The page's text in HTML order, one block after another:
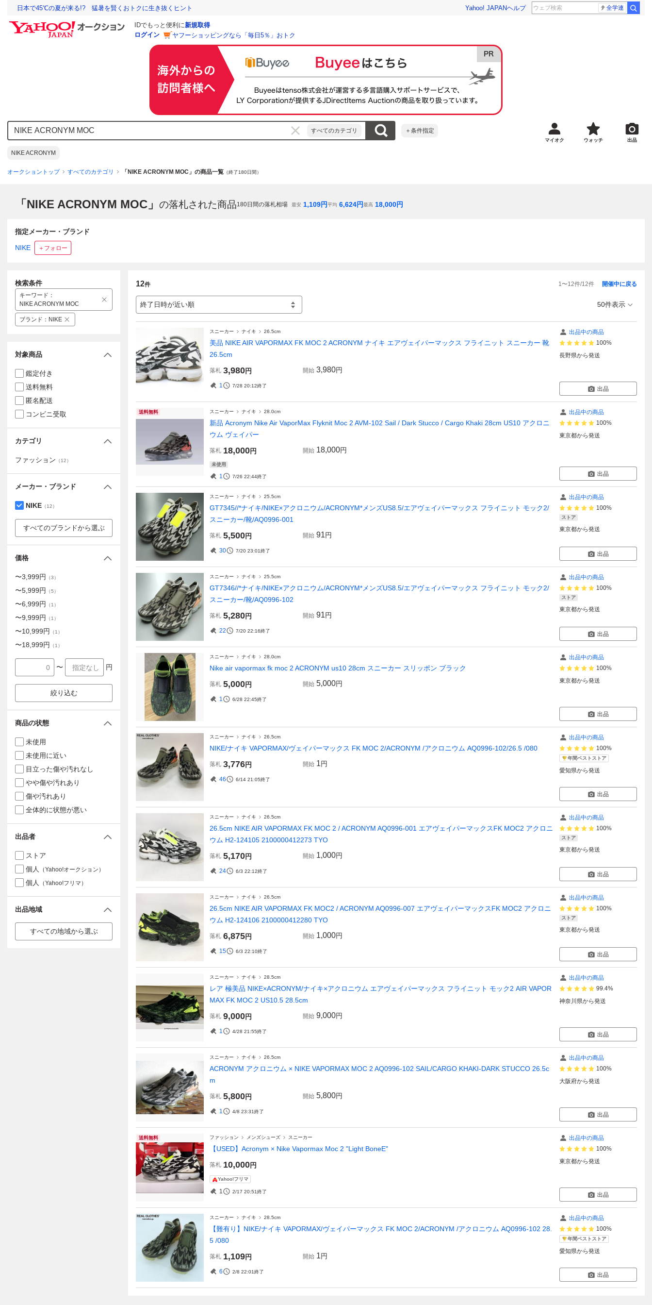
日本で45℃の夏が来る!? 猛暑を賢くおトクに生き抜くヒント Yahoo! JAPANヘルプ 全学連
IDでもっと便利に新規取得
ログイン
ヤフーショッピングなら「毎日5％」おトク
すべてのカテゴリ ＋条件指定
NIKE ACRONYM
マイオク ウォッチ 出品
オークショントップ すべてのカテゴリ 「NIKE ACRONYM MOC」の商品一覧 （終了180日間）
「NIKE ACRONYM MOC」 の落札された商品180日間の落札相場 最安 1,109円平均 6,624円最高 18,000円
指定メーカー・ブランド
NIKE ＋フォロー
12件 1〜12件/12件
終了日時が近い順
開催中に戻る
50件表示
スニーカー ナイキ 26.5cm
美品 NIKE AIR VAPORMAX FK MOC 2 ACRONYM ナイキ エアヴェイパーマックス フライニット スニーカー 靴
26.5cm
落札 3,980円 開始 3,980円
1 7/28 20:12終了
出品中の商品
100%
長野県から発送
出品
送料無料 スニーカー ナイキ 28.0cm
新品 Acronym Nike Air VaporMax Flyknit Moc 2 AVM-102 Sail / Dark Stucco / Cargo Khaki 28cm US10 アクロニ
ウム ヴェイパー
落札 18,000円 開始 18,000円
未使用
1 7/26 22:44終了
出品中の商品
100%
東京都から発送
出品
スニーカー ナイキ 25.5cm
GT7345//*ナイキ/NIKE×アクロニウム/ACRONYM*メンズUS8.5/エアヴェイパーマックス フライニット モック2/
スニーカー/靴/AQ0996-001
落札 5,500円 開始 91円
30 7/20 23:01終了
出品中の商品
100%
ストア
東京都から発送
出品
スニーカー ナイキ 25.5cm
GT7346//*ナイキ/NIKE×アクロニウム/ACRONYM*メンズUS8.5/エアヴェイパーマックス フライニット モック2/
スニーカー/靴/AQ0996-102
落札 5,280円 開始 91円
22 7/20 22:16終了
出品中の商品
100%
ストア
東京都から発送
出品
スニーカー ナイキ 28.0cm
Nike air vapormax fk moc 2 ACRONYM us10 28cm スニーカー スリッポン ブラック
落札 5,000円 開始 5,000円
1 6/28 22:45終了
出品中の商品
100%
東京都から発送
出品
スニーカー ナイキ 26.5cm
NIKE/ナイキ VAPORMAX/ヴェイパーマックス FK MOC 2/ACRONYM /アクロニウム AQ0996-102/26.5 /080
落札 3,776円 開始 1円
46 6/14 21:05終了
出品中の商品
100%
年間ベストストア
愛知県から発送
出品
スニーカー ナイキ 26.5cm
26.5cm NIKE AIR VAPORMAX FK MOC 2 / ACRONYM AQ0996-001 エアヴェイパーマックスFK MOC2 アクロニ
ウム H2-124105 2100000412273 TYO
落札 5,170円 開始 1,000円
24 6/3 22:12終了
出品中の商品
100%
ストア
東京都から発送
出品
スニーカー ナイキ 26.5cm
26.5cm NIKE AIR VAPORMAX FK MOC2 / ACRONYM AQ0996-007 エアヴェイパーマックスFK MOC2 アクロニ
ウム H2-124106 2100000412280 TYO
落札 6,875円 開始 1,000円
15 6/3 22:10終了
出品中の商品
100%
ストア
東京都から発送
出品
スニーカー ナイキ 28.5cm
レア 極美品 NIKE×ACRONYM/ナイキ×アクロニウム エアヴェイパーマックス フライニット モック2 AIR VAPOR
MAX FK MOC 2 US10.5 28.5cm
落札 9,000円 開始 9,000円
1 4/28 21:55終了
出品中の商品
99.4%
神奈川県から発送
出品
スニーカー ナイキ 26.5cm
ACRONYM アクロニウム × NIKE VAPORMAX MOC 2 AQ0996-102 SAIL/CARGO KHAKI-DARK STUCCO 26.5c
m
落札 5,800円 開始 5,800円
1 4/8 23:31終了
出品中の商品
100%
大阪府から発送
出品
送料無料 ファッション メンズシューズ スニーカー
【USED】Acronym × Nike Vapormax Moc 2 "Light BoneE"
落札 10,000円
Yahoo!フリマ
1 2/17 20:51終了
出品中の商品
100%
東京都から発送
出品
スニーカー ナイキ 28.5cm
【難有り】NIKE/ナイキ VAPORMAX/ヴェイパーマックス FK MOC 2/ACRONYM /アクロニウム AQ0996-102 28.
5 /080
落札 1,109円 開始 1円
6 2/8 22:01終了
出品中の商品
100%
年間ベストストア
愛知県から発送
出品
検索条件
キーワード ：
NIKE ACRONYM MOC
ブランド ： NIKE
対象商品
鑑定付き
送料無料
匿名配送
コンビニ受取
カテゴリ
ファッション （12）
メーカー・ブランド
NIKE （12）
すべてのブランドから選ぶ
価格
〜3,999円 （3）
〜5,999円 （5）
〜6,999円 （1 ）
〜9,999円 （1 ）
〜10,999円 （1 ）
〜18,999円 （1 ）
〜 円
絞り込む
商品の状態
未使用
未使用に近い
目立った傷や汚れなし
やや傷や汚れあり
傷や汚れあり
全体的に状態が悪い
出品者
ストア
個人
（Yahoo!オークション）
個人 （Yahoo!フリマ）
出品地域
すべての地域から選ぶ